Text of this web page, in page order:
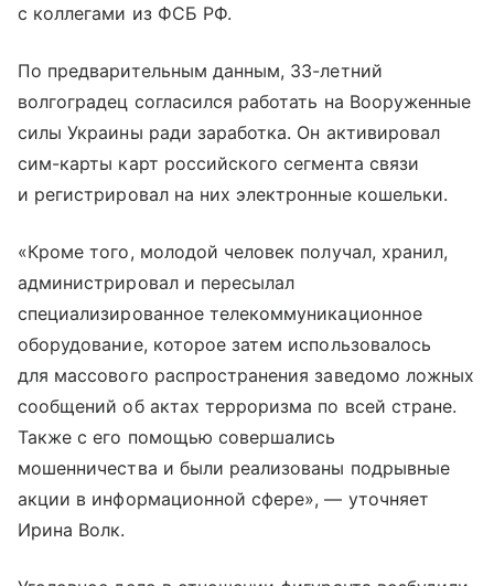
с коллегами из ФСБ РФ.
По предварительным данным, 33-летний
волгоградец согласился работать на Вооруженные
силы Украины ради заработка. Он активировал
сим-карты карт российского сегмента связи
и регистрировал на них электронные кошельки.
«Кроме того, молодой человек получал, хранил,
администрировал и пересылал
специализированное телекоммуникационное
оборудование, которое затем использовалось
для массового распространения заведомо ложных
сообщений об актах терроризма по всей стране.
Также с его помощью совершались
мошенничества и были реализованы подрывные
акции в информационной сфере», — уточняет
Ирина Волк.